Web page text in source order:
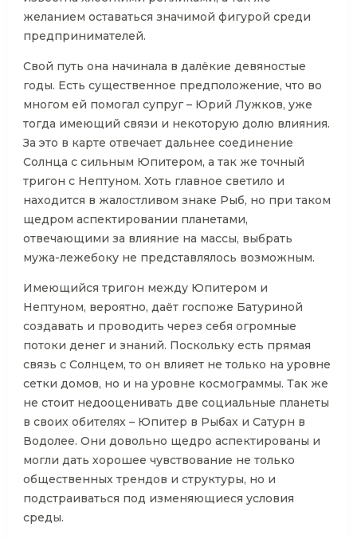
желанием оставаться значимой фигурой среди
предпринимателей.
Свой путь она начинала в далёкие девяностые
годы. Есть существенное предположение, что во
многом ей помогал супруг – Юрий Лужков, уже
тогда имеющий связи и некоторую долю влияния.
За это в карте отвечает дальнее соединение
Солнца с сильным Юпитером, а так же точный
тригон с Нептуном. Хоть главное светило и
находится в жалостливом знаке Рыб, но при таком
щедром аспектировании планетами,
отвечающими за влияние на массы, выбрать
мужа-лежебоку не представлялось возможным.
Имеющийся тригон между Юпитером и
Нептуном, вероятно, даёт госпоже Батуриной
создавать и проводить через себя огромные
потоки денег и знаний. Поскольку есть прямая
связь с Солнцем, то он влияет не только на уровне
сетки домов, но и на уровне космограммы. Так же
не стоит недооценивать две социальные планеты
в своих обителях – Юпитер в Рыбах и Сатурн в
Водолее. Они довольно щедро аспектированы и
могли дать хорошее чувствование не только
общественных трендов и структуры, но и
подстраиваться под изменяющиеся условия
среды.